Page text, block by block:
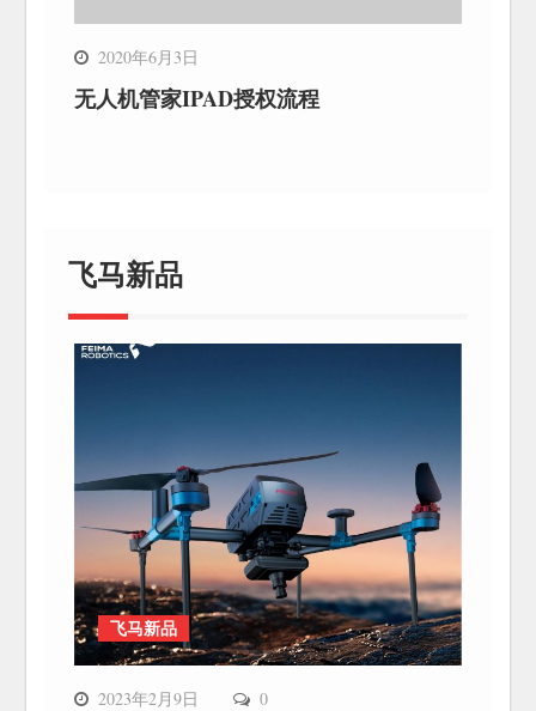
2020年6月3日
无人机管家IPAD授权流程
飞马新品
飞马新品
2023年2月9日 0